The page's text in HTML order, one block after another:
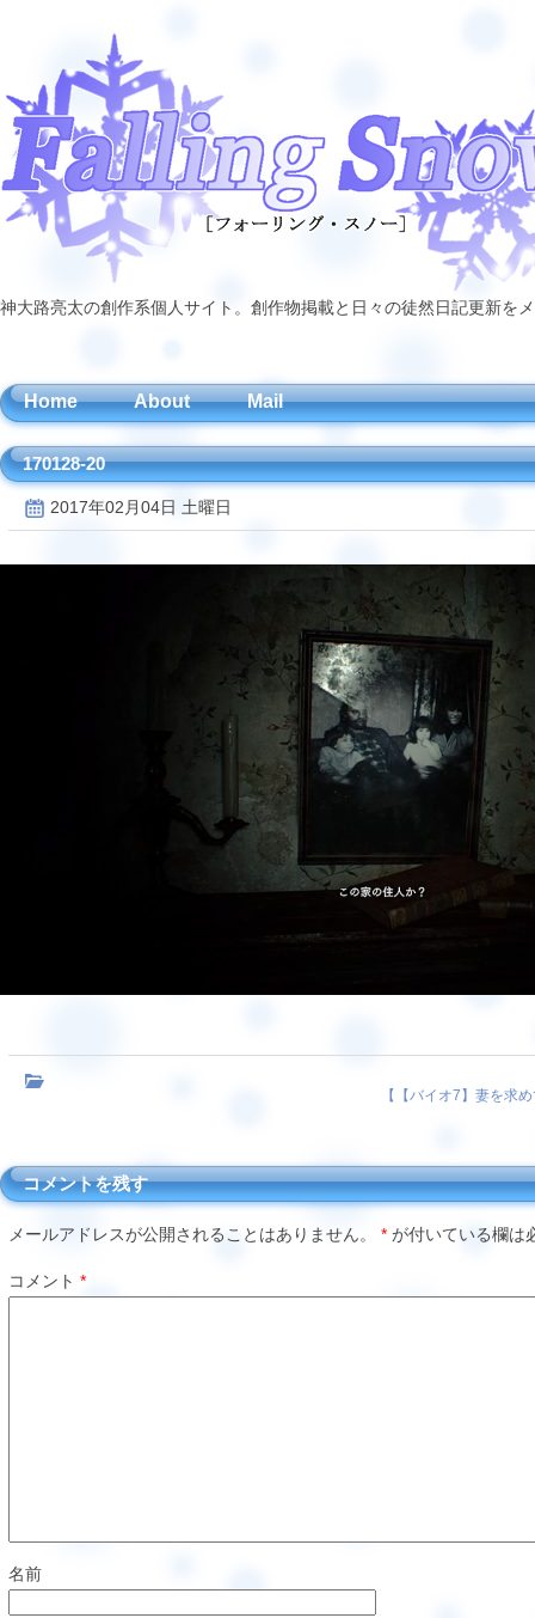
神大路亮太の創作系個人サイト。創作物掲載と日々の徒然日記更新
Home About Mail
170128-20
2017年02月04日 土曜日
【 【バイオ7】妻を求
コメントを残す
メールアドレスが公開されることはありません。 * が付いている欄は
コメント *
名前